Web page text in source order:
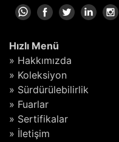
Hızlı Menü
» Hakkımızda
» Koleksiyon
» Sürdürülebilirlik
» Fuarlar
» Sertifikalar
» İletişim